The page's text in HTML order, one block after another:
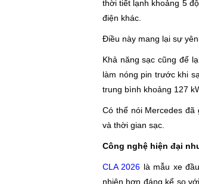
thời tiết lạnh khoảng 5
điện khác.
Điều này mang lại sự
Khả năng sạc cũng để
làm nóng pin trước khi
trung bình khoảng 127
Có thể nói Mercedes
và thời gian sạc.
Công nghệ hiện đại
CLA 2026 là mẫu xe
nhiên hơn đáng kể so